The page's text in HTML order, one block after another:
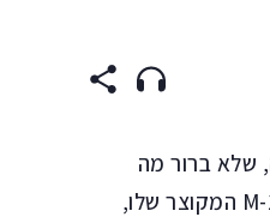
שלא ברור מה
הקשר ביניהם, תמיד במרפסת בימי שישי אחר הצהריים, מנקה את ה-16-M המקוצר שלו,